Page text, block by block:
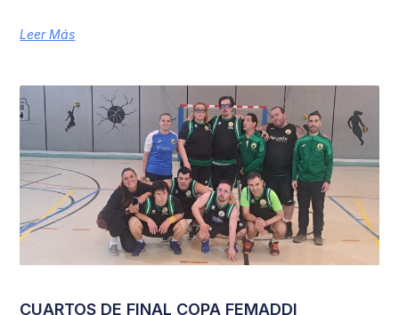
Leer Más
CUARTOS DE FINAL COPA FEMADDI